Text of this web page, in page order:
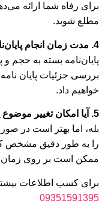
برای رفاه شما ارائه
مطلع شوید.
4. مدت زمان انجام پایان‌نامه چقدر است؟
پایان‌نامه بسته به حجم
بررسی جزئیات پایان
خواهیم داد.
5. آیا امکان تغییر موضوع پایان‌نامه بعد از شروع کار وجود دارد؟
بله، اما بهتر است در
را به طور دقیق مشخص
ممکن است بر روی زمان
برای کسب اطلاعات
09351591395